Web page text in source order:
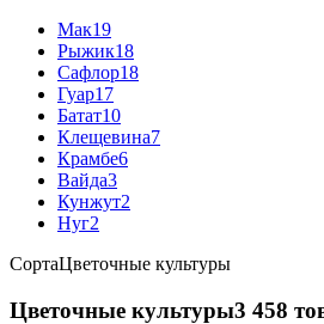
Мак19
Рыжик18
Сафлор18
Гуар17
Батат10
Клещевина7
Крамбе6
Вайда3
Кунжут2
Нуг2
СортаЦветочные культуры
Цветочные культуры3 458